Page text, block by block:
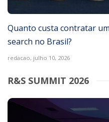
Quanto custa contratar
search no Brasil?
redacao, julho 10, 2026
R&S SUMMIT 2026